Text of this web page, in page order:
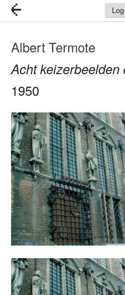
Albert Termote
Acht keizerbeelden
1950